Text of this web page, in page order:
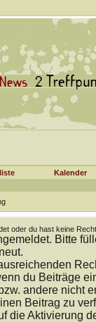
Kalender
oder du hast keine
Bitte
du Beiträge
andere nicht
Beitrag zu
die Aktivierung